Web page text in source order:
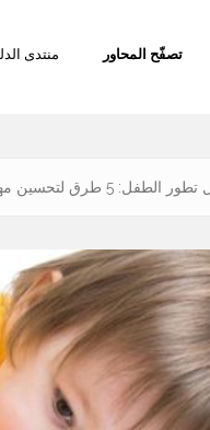
تصفّح المحاور منتدى
5 طرق لتحسين مهاراته